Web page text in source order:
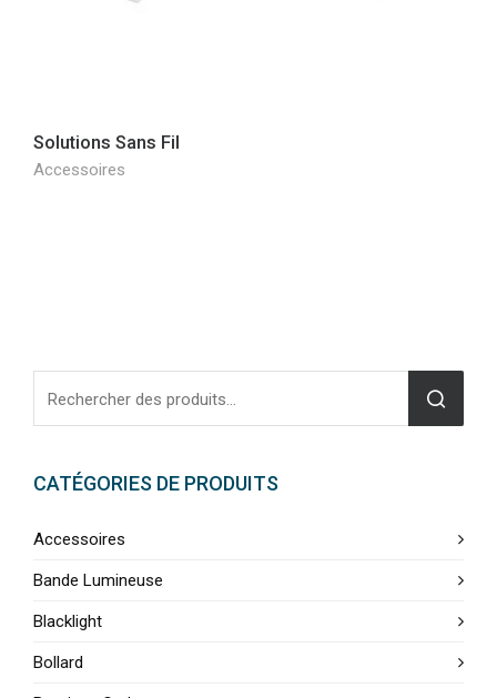
Solutions Sans Fil
Accessoires
CATÉGORIES DE PRODUITS
Accessoires
Bande Lumineuse
Blacklight
Bollard